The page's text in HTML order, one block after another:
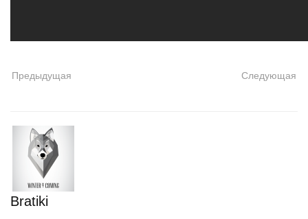
Предыдущая Следующая
Bratiki